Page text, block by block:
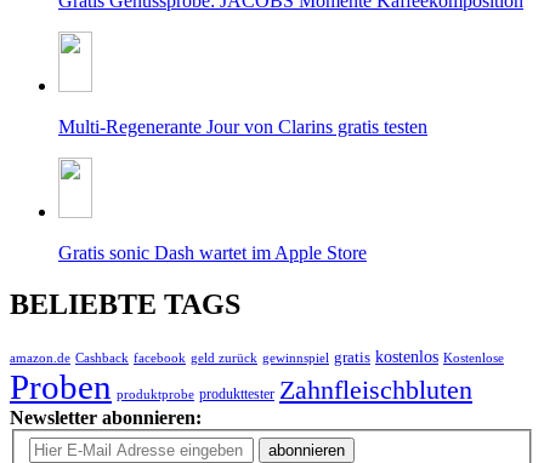
Multi-Regenerante Jour von Clarins gratis testen
Gratis sonic Dash wartet im Apple Store
BELIEBTE TAGS
amazon.de Cashback facebook geld zurück gewinnspiel gratis kostenlos Kostenlose
Proben produktprobe produkttester Zahnfleischbluten
Newsletter abonnieren:
abonnieren